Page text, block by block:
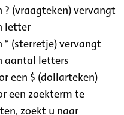
? (vraagteken) vervangt
letter
* (sterretje) vervangt
aantal letters
een $ (dollarteken)
een zoekterm te
zoekt u naar